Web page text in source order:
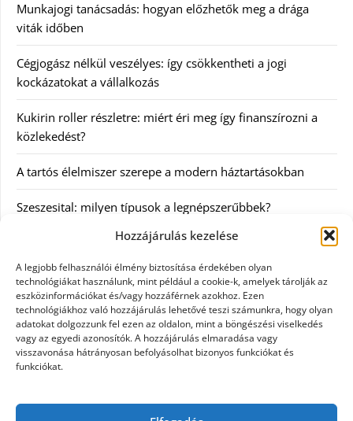
Hozzájárulás kezelése
A legjobb felhasználói élmény biztosítása érdekében olyan
technológiákat használunk, mint például a cookie-k, amelyek tárolják az
eszközinformációkat és/vagy hozzáférnek azokhoz. Ezen
technológiákhoz való hozzájárulás lehetővé teszi számunkra, hogy olyan
adatokat dolgozzunk fel ezen az oldalon, mint a böngészési viselkedés
vagy az egyedi azonosítók. A hozzájárulás elmaradása vagy
visszavonása hátrányosan befolyásolhat bizonyos funkciókat és
funkciókat.
Munkajogi tanácsadás: hogyan előzhetők meg a drága
viták időben
Cégjogász nélkül veszélyes: így csökkentheti a jogi
kockázatokat a vállalkozás
Kukirin roller részletre: miért éri meg így finanszírozni a
közlekedést?
A tartós élelmiszer szerepe a modern háztartásokban
Szeszesital: milyen típusok a legnépszerűbbek?
Egyéb
Irodalom
Szolgáltatás
Szórakozás